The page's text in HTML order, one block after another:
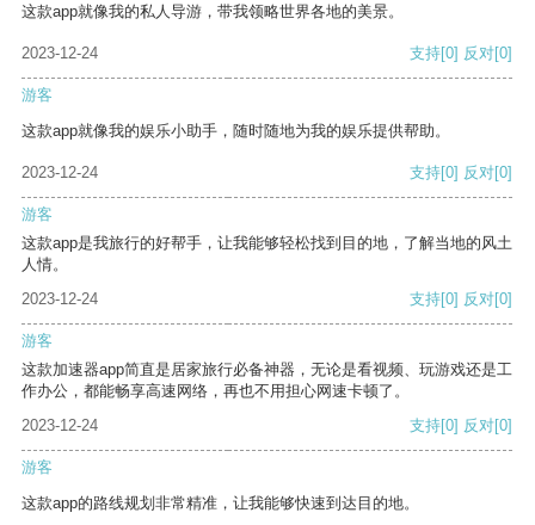
这款app就像我的私人导游，带我领略世界各地的美景。
2023-12-24 支持[0] 反对[0]
游客
这款app就像我的娱乐小助手，随时随地为我的娱乐提供帮助。
2023-12-24 支持[0] 反对[0]
游客
这款app是我旅行的好帮手，让我能够轻松找到目的地，了解当地的风土
人情。
2023-12-24
支持[0] 反对[0]
游客
这款加速器app简直是居家旅行必备神器，无论是看视频、玩游戏还是工
作办公，都能畅享高速网络，再也不用担心网速卡顿了。
2023-12-24
支持[0] 反对[0]
游客
这款app的路线规划非常精准，让我能够快速到达目的地。